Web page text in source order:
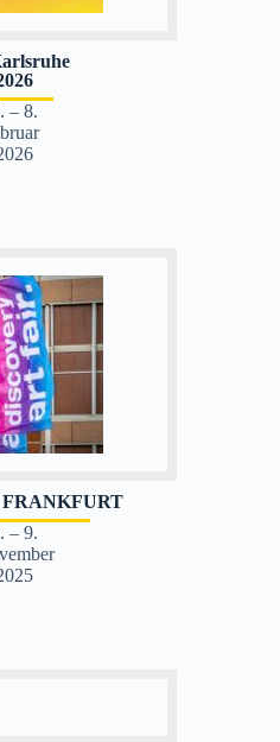
– 8.
– 9.